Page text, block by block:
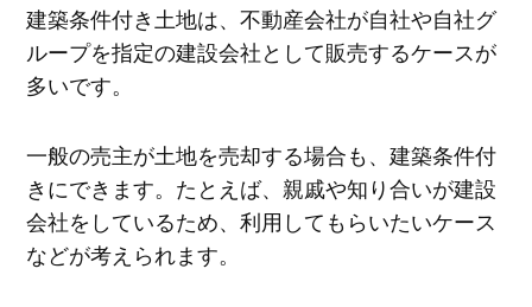
建築条件付き土地は、不動産会社が自社や自社グ
ループを指定の建設会社として販売するケースが
多いです。
一般の売主が土地を売却する場合も、建築条件付
きにできます。たとえば、親戚や知り合いが建設
会社をしているため、利用してもらいたいケース
などが考えられます。